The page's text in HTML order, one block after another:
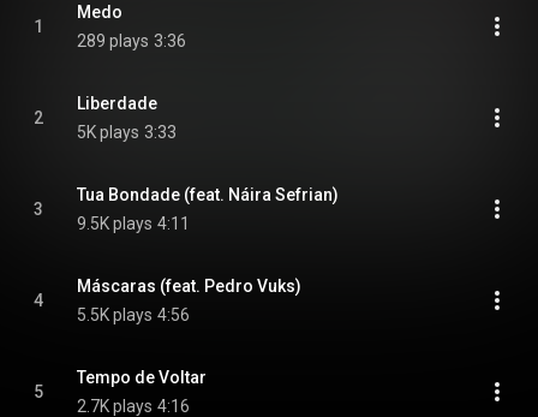
1
Medo
289 plays 3:36
2
Liberdade
5K plays 3:33
3
Tua Bondade (feat. Náira Sefrian)
9.5K plays 4:11
4
Máscaras (feat. Pedro Vuks)
5.5K plays 4:56
5
Tempo de Voltar
2.7K plays 4:16